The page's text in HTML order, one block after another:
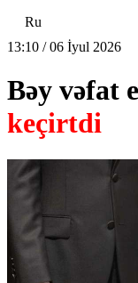
Ru
13:10 / 06 İyul 2026
Bəy vəfat
keçirtdi